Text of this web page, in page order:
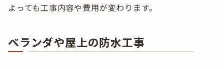
よっても工事内容や費用が変わります。
ベランダや屋上の防水工事